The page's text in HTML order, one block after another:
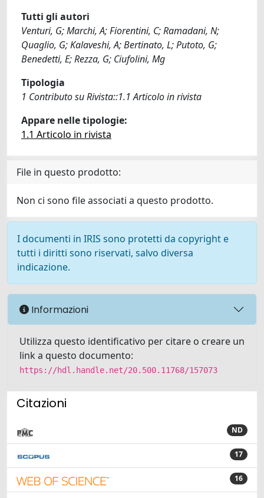
Tutti gli autori
Venturi, G; Marchi, A; Fiorentini, C; Ramadani, N;
Quaglio, G; Kalaveshi, A; Bertinato, L; Putoto, G;
Benedetti, E; Rezza, G; Ciufolini, Mg
Tipologia
1 Contributo su Rivista::1.1 Articolo in rivista
Appare nelle tipologie:
1.1 Articolo in rivista
File in questo prodotto:
Non ci sono file associati a questo prodotto.
I documenti in IRIS sono protetti da copyright e
tutti i diritti sono riservati, salvo diversa
indicazione.
Informazioni
Utilizza questo identificativo per citare o creare un
link a questo documento:
https://hdl.handle.net/20.500.11768/157073
Citazioni
ND
17
16